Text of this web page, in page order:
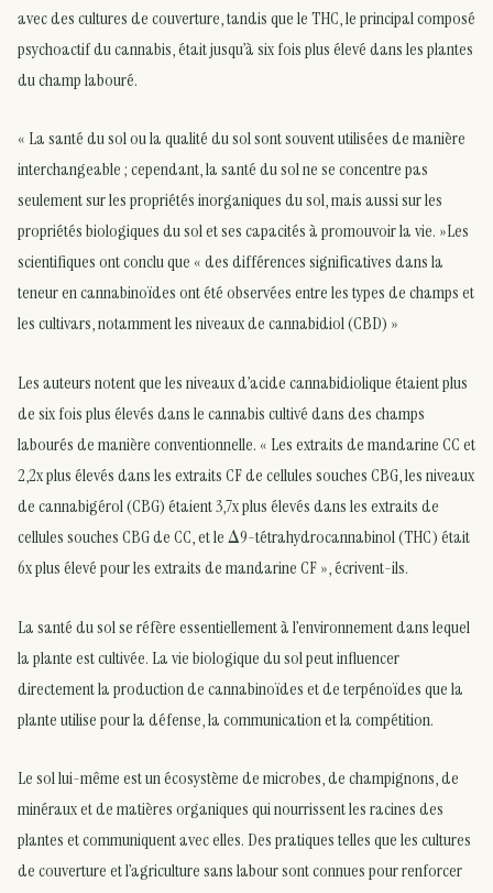
avec des cultures de couverture, tandis que le THC, le principal composé
psychoactif du cannabis, était jusqu’à six fois plus élevé dans les plantes
du champ labouré.
« La santé du sol ou la qualité du sol sont souvent utilisées de manière
interchangeable ; cependant, la santé du sol ne se concentre pas
seulement sur les propriétés inorganiques du sol, mais aussi sur les
propriétés biologiques du sol et ses capacités à promouvoir la vie. »Les
scientifiques ont conclu que « des différences significatives dans la
teneur en cannabinoïdes ont été observées entre les types de champs et
les cultivars, notamment les niveaux de cannabidiol (CBD) »
Les auteurs notent que les niveaux d’acide cannabidiolique étaient plus
de six fois plus élevés dans le cannabis cultivé dans des champs
labourés de manière conventionnelle. « Les extraits de mandarine CC et
2,2x plus élevés dans les extraits CF de cellules souches CBG, les niveaux
de cannabigérol (CBG) étaient 3,7x plus élevés dans les extraits de
cellules souches CBG de CC, et le Δ9-tétrahydrocannabinol (THC) était
6x plus élevé pour les extraits de mandarine CF », écrivent-ils.
La santé du sol se réfère essentiellement à l’environnement dans lequel
la plante est cultivée. La vie biologique du sol peut influencer
directement la production de cannabinoïdes et de terpénoïdes que la
plante utilise pour la défense, la communication et la compétition.
Le sol lui-même est un écosystème de microbes, de champignons, de
minéraux et de matières organiques qui nourrissent les racines des
plantes et communiquent avec elles. Des pratiques telles que les cultures
de couverture et l’agriculture sans labour sont connues pour renforcer